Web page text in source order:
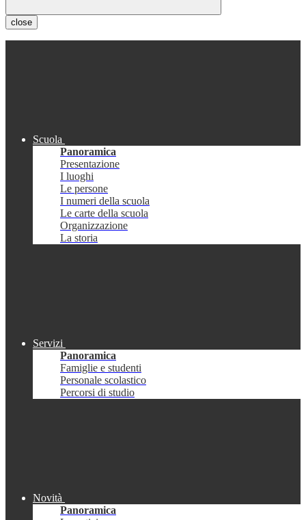
close
Scuola
Panoramica
Presentazione
I luoghi
Le persone
I numeri della scuola
Le carte della scuola
Organizzazione
La storia
Servizi
Panoramica
Famiglie e studenti
Personale scolastico
Percorsi di studio
Novità
Panoramica